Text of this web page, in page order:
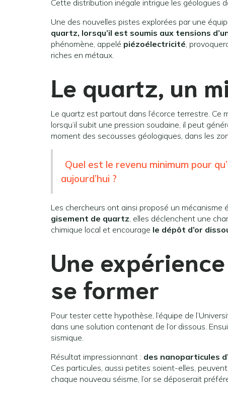
Cette distribution inégale intrigue les géologues
Une des nouvelles pistes explorées par une
quartz, lorsqu’il est soumis aux tensions
phénomène, appelé piézoélectricité,
riches en métaux.
Le quartz, un
Le quartz est partout dans l’écorce terrestre. Ce
lorsqu’il subit une pression soudaine, il peut
moment des secousses géologiques, dans les
Quel est le revenu minimum pour
aujourd’hui ?
Les chercheurs ont ainsi proposé un mécanisme
gisement de quartz, elles déclenchent une
chimique local et encourage le dépôt d’or
Une
se former
Pour tester cette hypothèse, l’équipe de
dans une solution contenant de l’or dissous.
sismique.
Résultat impressionnant : des nanoparticules
Ces particules, aussi petites soient-elles,
chaque nouveau séisme, l’or se déposerait